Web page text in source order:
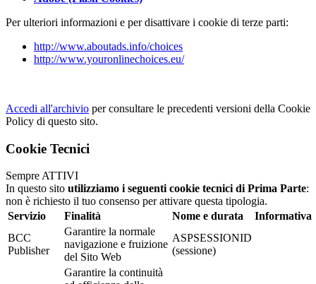
Per ulteriori informazioni e per disattivare i cookie di terze parti:
http://www.aboutads.info/choices
http://www.youronlinechoices.eu/
Accedi all'archivio per consultare le precedenti versioni della Cookie
Policy di questo sito.
Cookie Tecnici
Sempre ATTIVI
In questo sito utilizziamo i seguenti cookie tecnici di Prima Parte:
non è richiesto il tuo consenso per attivare questa tipologia.
Servizio
Finalità Nome e durata
Informativa
BCC
Publisher
Garantire la normale
navigazione e fruizione
del Sito Web
ASPSESSIONID
(sessione)
Garantire la continuità